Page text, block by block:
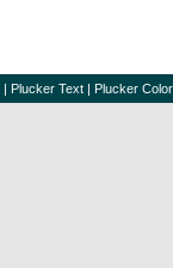
| Plucker Text | Plucker Color